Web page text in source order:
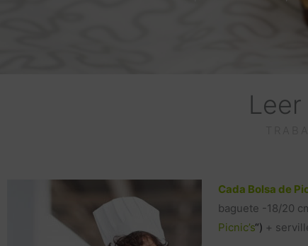
Cada Bolsa de
baguete -18/20
Picnic’s“) +